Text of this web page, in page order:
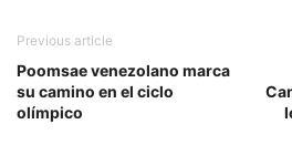
Previous article
Poomsae venezolano marca
su camino en el ciclo
olímpico